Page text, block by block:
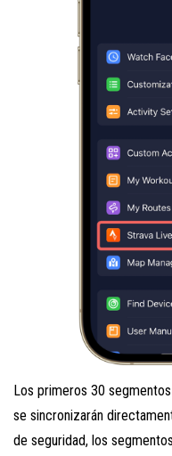
Los primeros 30
se sincronizarán
de seguridad, los